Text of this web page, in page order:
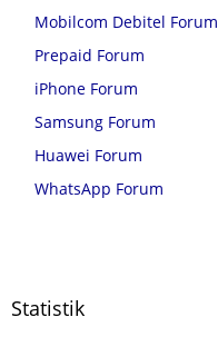
Mobilcom Debitel Forum
Prepaid Forum
iPhone Forum
Samsung Forum
Huawei Forum
WhatsApp Forum
Statistik